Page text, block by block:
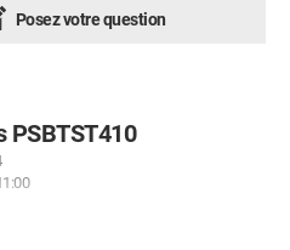
Posez votre question
PSBTST410